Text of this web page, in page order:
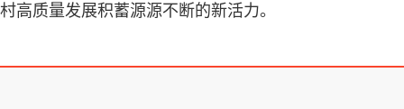
村高质量发展积蓄源源不断的新活力。